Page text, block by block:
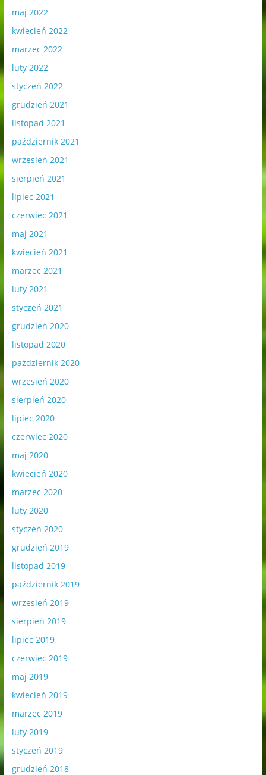
maj 2022
kwiecień 2022
marzec 2022
luty 2022
styczeń 2022
grudzień 2021
listopad 2021
październik 2021
wrzesień 2021
sierpień 2021
lipiec 2021
czerwiec 2021
maj 2021
kwiecień 2021
marzec 2021
luty 2021
styczeń 2021
grudzień 2020
listopad 2020
październik 2020
wrzesień 2020
sierpień 2020
lipiec 2020
czerwiec 2020
maj 2020
kwiecień 2020
marzec 2020
luty 2020
styczeń 2020
grudzień 2019
listopad 2019
październik 2019
wrzesień 2019
sierpień 2019
lipiec 2019
czerwiec 2019
maj 2019
kwiecień 2019
marzec 2019
luty 2019
styczeń 2019
grudzień 2018